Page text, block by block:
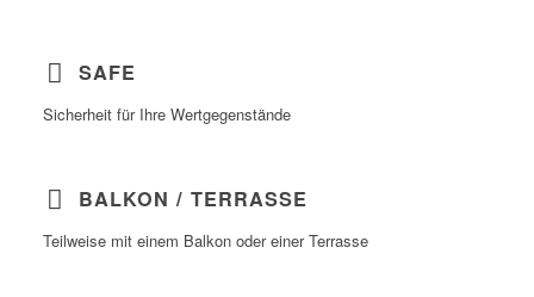
SAFE
Sicherheit für Ihre Wertgegenstände
BALKON / TERRASSE
Teilweise mit einem Balkon oder einer Terrasse